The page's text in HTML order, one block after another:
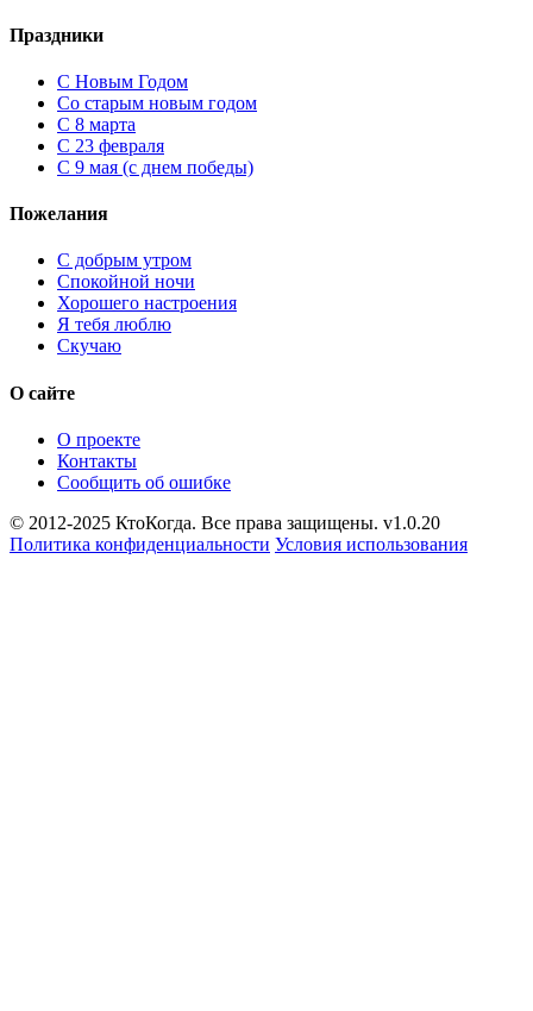
Праздники
C Новым Годом
Cо старым новым годом
С 8 марта
С 23 февраля
С 9 мая (с днем победы)
Пожелания
С добрым утром
Спокойной ночи
Хорошего настроения
Я тебя люблю
Скучаю
О сайте
О проекте
Контакты
Сообщить об ошибке
© 2012-2025 КтоКогда. Все права защищены. v1.0.20
Политика конфиденциальности Условия использования